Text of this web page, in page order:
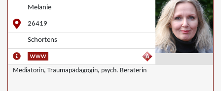
Melanie
26419
Schortens
Mediatorin, Traumapädagogin, psych. Beraterin